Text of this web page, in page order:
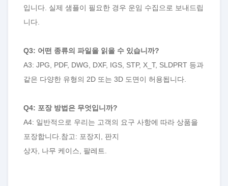
입니다. 실제 샘플이 필요한 경우 운임 수집으로 보내드립
니다.
Q3: 어떤 종류의 파일을 읽을 수 있습니까?
A3: JPG, PDF, DWG, DXF, IGS, STP, X_T, SLDPRT 등과
같은 다양한 유형의 2D 또는 3D 도면이 허용됩니다.
Q4: 포장 방법은 무엇입니까?
A4: 일반적으로 우리는 고객의 요구 사항에 따라 상품을
포장합니다.참고: 포장지, 판지
상자, 나무 케이스, 팔레트.